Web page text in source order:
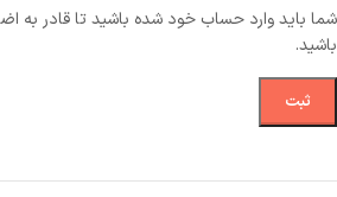
شما باید وارد حساب خود شده باشید تا قادر به
باشید.